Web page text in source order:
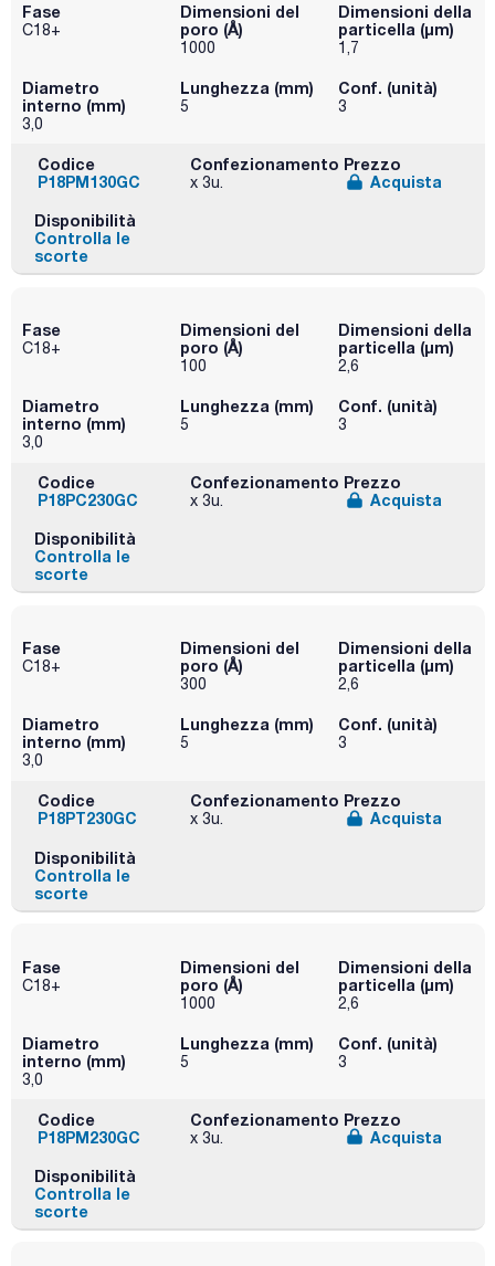
Fase
C18+
Dimensioni del
poro (Å)
1000
Dimensioni della
particella (μm)
1,7
Diametro
interno (mm)
3,0
Lunghezza (mm)
5
Conf. (unità)
3
Codice
P18PM130GC
Confezionamento
x 3u.
Prezzo
Acquista
Disponibilità
Controlla le
scorte
Fase
C18+
Dimensioni del
poro (Å)
100
Dimensioni della
particella (μm)
2,6
Diametro
interno (mm)
3,0
Lunghezza (mm)
5
Conf. (unità)
3
Codice
P18PC230GC
Confezionamento
x 3u.
Prezzo
Acquista
Disponibilità
Controlla le
scorte
Fase
C18+
Dimensioni del
poro (Å)
300
Dimensioni della
particella (μm)
2,6
Diametro
interno (mm)
3,0
Lunghezza (mm)
5
Conf. (unità)
3
Codice
P18PT230GC
Confezionamento
x 3u.
Prezzo
Acquista
Disponibilità
Controlla le
scorte
Fase
C18+
Dimensioni del
poro (Å)
1000
Dimensioni della
particella (μm)
2,6
Diametro
interno (mm)
3,0
Lunghezza (mm)
5
Conf. (unità)
3
Codice
P18PM230GC
Confezionamento
x 3u.
Prezzo
Acquista
Disponibilità
Controlla le
scorte